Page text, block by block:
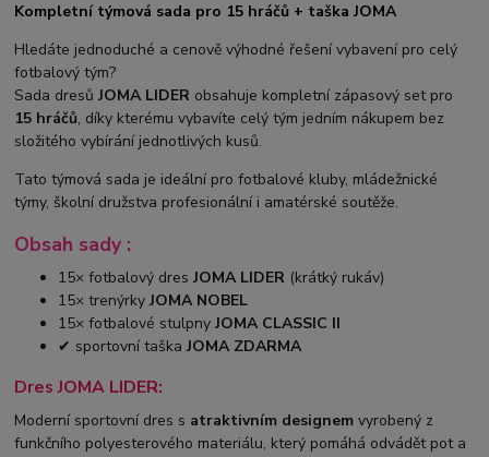
Kompletní týmová sada pro 15 hráčů + taška JOMA
Hledáte jednoduché a cenově výhodné řešení vybavení pro celý
fotbalový tým?
Sada dresůJOMA LIDER obsahuje kompletní zápasový set pro
15 hráčů, díky kterému vybavíte celý tým jedním nákupem bez
složitého vybírání jednotlivých kusů.
Tato týmová sada je ideální pro fotbalové kluby, mládežnické
týmy, školní družstva profesionální i amatérské soutěže.
Obsah sady :
15× fotbalový dresJOMA LIDER (krátký rukáv)
15× trenýrkyJOMA NOBEL
15× fotbalové stulpnyJOMA CLASSIC II
✔ sportovní taškaJOMA ZDARMA
Dres JOMA LIDER:
Moderní sportovní dres s atraktivním designem vyrobený z
funkčního polyesterového materiálu, který pomáhá odvádět pot a